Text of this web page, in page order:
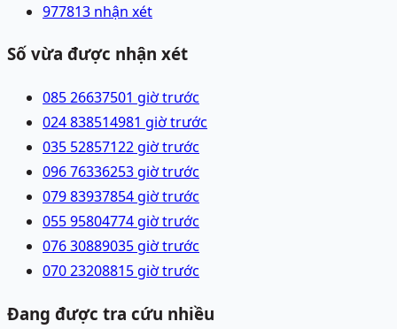
977813 nhận xét
Số vừa được nhận xét
085 26637501 giờ trước
024 838514981 giờ trước
035 52857122 giờ trước
096 76336253 giờ trước
079 83937854 giờ trước
055 95804774 giờ trước
076 30889035 giờ trước
070 23208815 giờ trước
Đang được tra cứu nhiều